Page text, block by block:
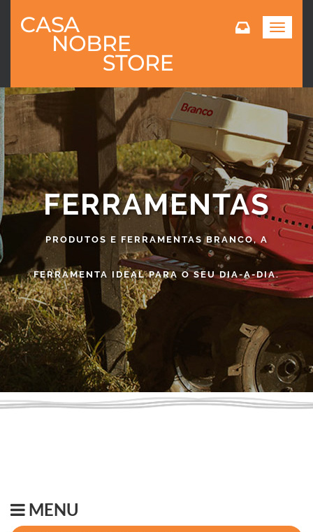
Toggle
FERRAMENTAS
PRODUTOS E FERRAMENTAS BRANCO, A
FERRAMENTA IDEAL PARA O SEU DIA-A-DIA.
MENU